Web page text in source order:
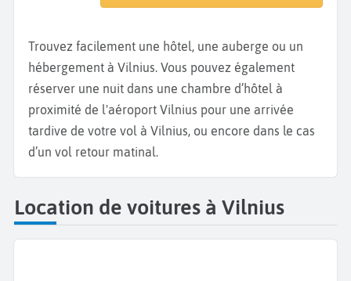
Trouvez facilement une hôtel, une auberge ou un
hébergement à Vilnius. Vous pouvez également
réserver une nuit dans une chambre d’hôtel à
proximité de l'aéroport Vilnius pour une arrivée
tardive de votre vol à Vilnius, ou encore dans le cas
d’un vol retour matinal.
Location de voitures à Vilnius